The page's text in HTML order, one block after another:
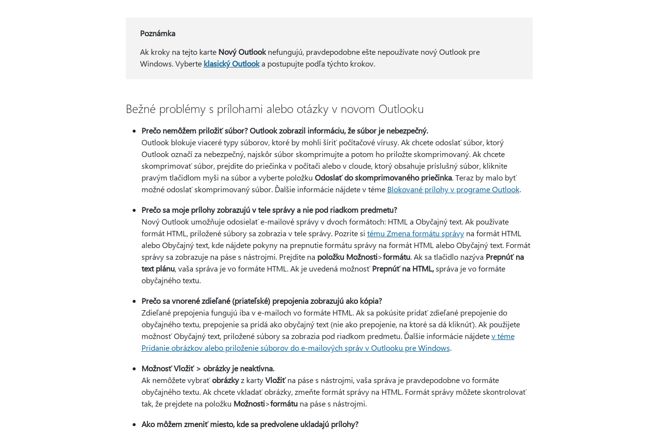
Poznámka
Ak kroky na tejto karte Nový Outlooknefungujú, pravdepodobne ešte nepoužívate nový Outlook pre
Windows. Vyberte klasický Outlooka postupujte podľa týchto krokov.
Bežné problémy s prílohami alebo otázky v novom Outlooku
Prečo nemôžem priložiť súbor? Outlook zobrazil informáciu, že súbor je nebezpečný.
Outlook blokuje viaceré typy súborov, ktoré by mohli šíriť počítačové vírusy. Ak chcete odoslať súbor, ktorý
Outlook označí za nebezpečný, najskôr súbor skomprimujte a potom ho priložte skomprimovaný. Ak chcete
skomprimovať súbor, prejdite do priečinka v počítači alebo v cloude, ktorý obsahuje príslušný súbor, kliknite
pravým tlačidlom myši na súbor a vyberte položku Odoslať do skomprimovaného priečinka. Teraz by malo byť
možné odoslať skomprimovaný súbor. Ďalšie informácie nájdete v téme Blokované prílohy v programe Outlook.
Prečo sa moje prílohy zobrazujú v tele správy a nie pod riadkom predmetu?
Nový Outlook umožňuje odosielať e-mailové správy v dvoch formátoch: HTML a Obyčajný text. Ak používate
formát HTML, priložené súbory sa zobrazia v tele správy. Pozrite si tému Zmena formátu správyna formát HTML
alebo Obyčajný text, kde nájdete pokyny na prepnutie formátu správy na formát HTML alebo Obyčajný text. Formát
správy sa zobrazuje na páse s nástrojmi. Prejdite na položku Možnosti>formátu. Ak sa tlačidlo nazýva Prepnúť na
text plánu, vaša správa je vo formáte HTML. Ak je uvedená možnosťPrepnúť na HTML,správa je vo formáte
obyčajného textu.
Prečo sa vnorené zdieľané (priateľské) prepojenia zobrazujú ako kópia?
Zdieľané prepojenia fungujú iba v e-mailoch vo formáte HTML. Ak sa pokúsite pridať zdieľané prepojenie do
obyčajného textu, prepojenie sa pridá ako obyčajný text (nie ako prepojenie, na ktoré sa dá kliknúť). Ak použijete
možnosť Obyčajný text, priložené súbory sa zobrazia pod riadkom predmetu. Ďalšie informácie nájdetev téme
Pridanie obrázkov alebo priloženie súborov do e-mailových správ v Outlooku pre Windows.
Možnosť Vložiť > obrázky je neaktívna.
Ak nemôžete vybraťobrázkyz kartyVložiťna páse s nástrojmi, vaša správa je pravdepodobne vo formáte
obyčajného textu. Ak chcete vkladať obrázky, zmeňte formát správy na HTML. Formát správy môžete skontrolovať
tak, že prejdete na položku Možnosti>formátuna páse s nástrojmi.
Ako môžem zmeniť miesto, kde sa predvolene ukladajú prílohy?